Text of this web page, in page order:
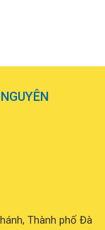
Thành phố Đà